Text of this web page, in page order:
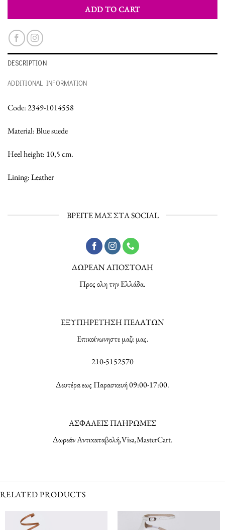
ADD TO CART
DESCRIPTION
ADDITIONAL INFORMATION
Code: 2349-1014558
Material: Blue suede
Heel height: 10,5 cm.
Lining: Leather
ΒΡΕΙΤΕ ΜΑΣ ΣΤΑ SOCIAL
ΔΩΡΕΑΝ ΑΠΟΣΤΟΛΗ
Προς ολη την Ελλάδα.
ΕΞΥΠΗΡΕΤΗΣΗ ΠΕΛΑΤΩΝ
Επικοίνωνηστε μαζι μας.
210-5152570
Δευτέρα εως Παρασκευή 09:00-17:00.
ΑΣΦΑΛΕΙΣ ΠΛΗΡΩΜΕΣ
Δωρεάν Αντικαταβολή,Visa,MasterCart.
RELATED PRODUCTS